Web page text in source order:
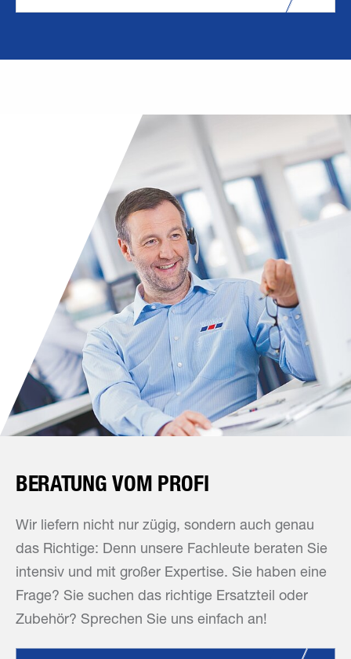
BERATUNG VOM PROFI
Wir liefern nicht nur zügig, sondern auch genau
das Richtige: Denn unsere Fachleute beraten Sie
intensiv und mit großer Expertise. Sie haben eine
Frage? Sie suchen das richtige Ersatzteil oder
Zubehör? Sprechen Sie uns einfach an!